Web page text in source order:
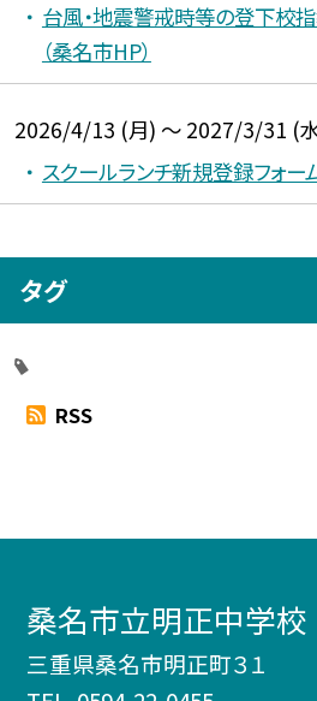
台風・地震警戒時等の登下校
（桑名市HP）
2026/4/13 (月) ～ 2027/3/31 (
スクールランチ新規登録フォー
タグ
RSS
桑名市立明正中学校
三重県桑名市明正町３１